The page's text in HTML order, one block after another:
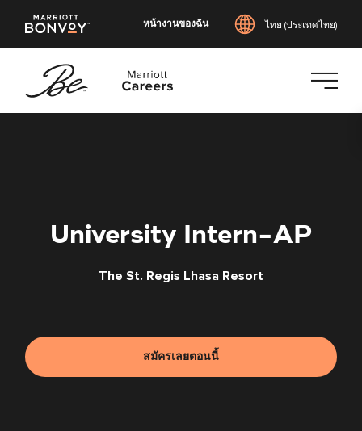
หน้างานของฉัน ไทย (ประเทศไทย)
University Intern-AP
The St. Regis Lhasa Resort
สมัครเลยตอนนี้